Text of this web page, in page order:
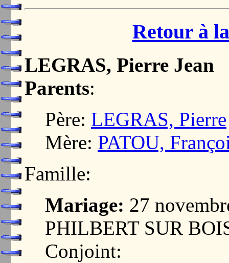
Retour à
LEGRAS, Pierre Jean
Parents:
Père: LEGRAS, Pierre
Mère: PATOU,
Famille:
Mariage: 27
PHILBERT SUR
Conjoint: